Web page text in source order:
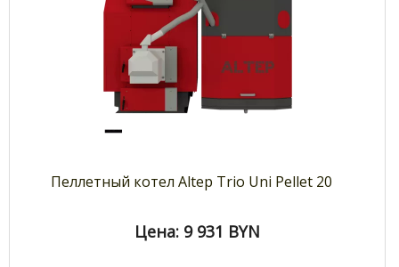
Пеллетный котел Altep Trio Uni Pellet 20
Цена: 9 931 BYN